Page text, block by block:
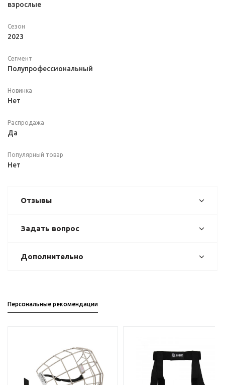
взрослые
Сезон
2023
Сегмент
Полупрофессиональный
Новинка
Нет
Распродажа
Да
Популярный товар
Нет
Отзывы
Задать вопрос
Дополнительно
Персональные рекомендации